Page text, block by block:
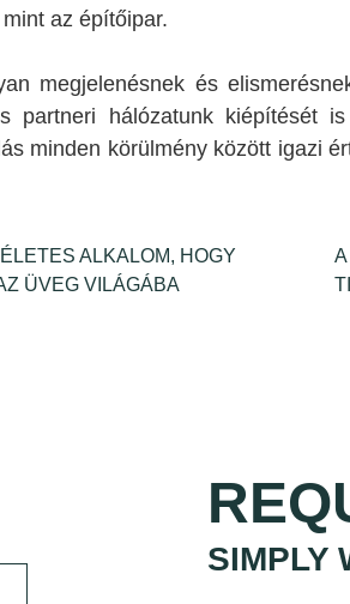
az építőipar.
megjelenésnek és
partneri hálózatunk kiépítését
minden körülmény között igazi
ALKALOM, HOGY
ÜVEG VILÁGÁBA
SIMPLY